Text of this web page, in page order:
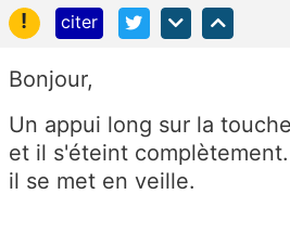
! citer
Bonjour,
Un appui long sur la
et il s'éteint
il se met en veille.